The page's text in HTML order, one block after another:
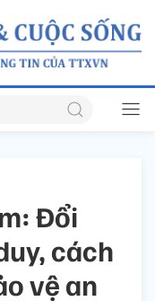
Đổi
cách
vệ an